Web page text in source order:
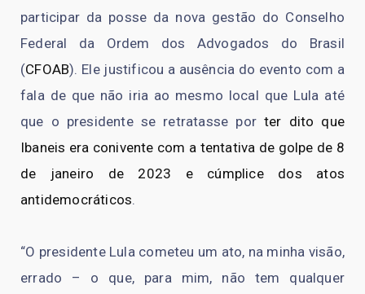
participar da posse da nova gestão do Conselho
Federal da Ordem dos Advogados do Brasil
(CFOAB). Ele justificou a ausência do evento com a
fala de que não iria ao mesmo local que Lula até
que o presidente se retratasse por ter dito que
Ibaneis era conivente com a tentativa de golpe de 8
de janeiro de 2023 e cúmplice dos atos
antidemocráticos.
“O presidente Lula cometeu um ato, na minha visão,
errado – o que, para mim, não tem qualquer